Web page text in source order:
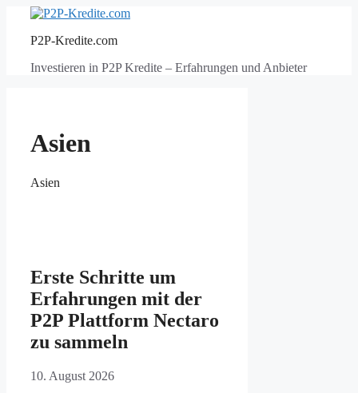
springenP2P-Kredite.com
Investieren in P2P Kredite – Erfahrungen und Anbieter
Asien
Asien
Erste Schritte um
Erfahrungen mit der
P2P Plattform Nectaro
zu sammeln
10. August 2026